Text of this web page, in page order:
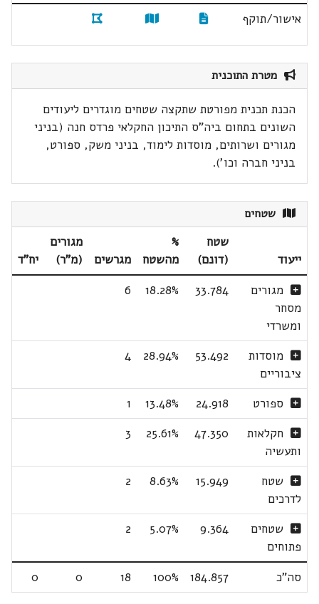
אישור/תוקף
מטרת התוכנית
הכנת תכנית מפורטת שתקצה שטחים מוגדרים ליעודים
השונים בתחום ביה"ס התיכון החקלאי פרדס חנה (בניני
מגורים ושרותים, מוסדות לימוד, בניני משק, ספורט,
בניני חברה וכו').
שטחים
ייעוד
שטח
(דונם)
%
מהשטח
מגרשים
מגורים
(מ"ר)
יח"ד
מגורים
מסחר
ומשרדי
33.784
18.28%
6
מוסדות
ציבוריים
53.492
28.94%
4
ספורט 24.918
13.48%
1
חקלאות
ותעשיה
47.350
25.61%
3
שטח
לדרכים
15.949
8.63%
2
שטחים
פתוחים
9.364
5.07%
2
סה"כ 184.857
100%
18
0
0